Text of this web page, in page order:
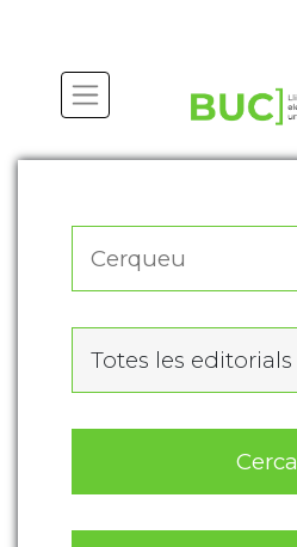
Totes les editorials
Cerca